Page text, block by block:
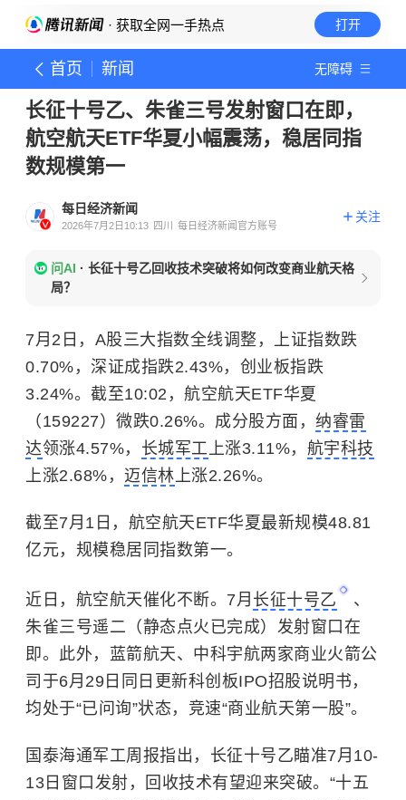
· 获取全网一手热点 打开
首页 新闻 无障碍
长征十号乙、朱雀三号发射窗口在即，
航空航天ETF华夏小幅震荡，稳居同指
数规模第一
每日经济新闻
2026年7月2日10:13 四川 每日经济新闻官方账号
关注
问AI · 长征十号乙回收技术突破将如何改变商业航天格
局？
7月2日，A股三大指数全线调整，上证指数跌
0.70%，深证成指跌2.43%，创业板指跌
3.24%。截至10:02，航空航天ETF华夏
（159227）微跌0.26%。成分股方面， 纳睿雷
达领涨4.57%， 长城军工上涨3.11%， 航宇科技
上涨2.68%， 迈信林上涨2.26%。
截至7月1日，航空航天ETF华夏最新规模48.81
亿元，规模稳居同指数第一。
近日，航空航天催化不断。7月 长征十号乙
、
朱雀三号遥二（静态点火已完成）发射窗口在
即。此外，蓝箭航天、中科宇航两家商业火箭公
司于6月29日同日更新科创板IPO招股说明书，
均处于“已问询”状态，竞速“商业航天第一股”。
国泰海通军工周报指出，长征十号乙瞄准7月10-
13日窗口发射，回收技术有望迎来突破。“十五